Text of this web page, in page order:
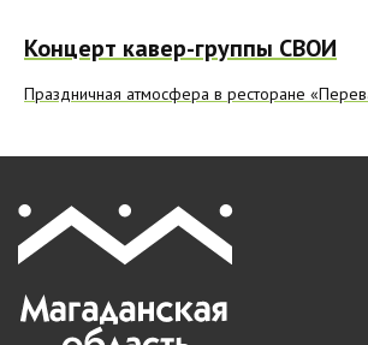
Концерт кавер-группы СВОИ
Праздничная атмосфера в ресторане